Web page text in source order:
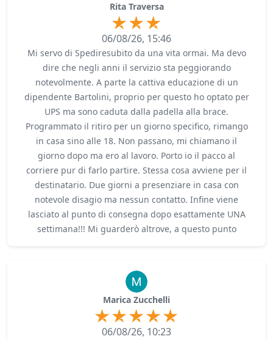
Rita Traversa
06/08/26, 15:46
Mi servo di Spediresubito da una vita ormai. Ma devo
dire che negli anni il servizio sta peggiorando
notevolmente. A parte la cattiva educazione di un
dipendente Bartolini, proprio per questo ho optato per
UPS ma sono caduta dalla padella alla brace.
Programmato il ritiro per un giorno specifico, rimango
in casa sino alle 18. Non passano, mi chiamano il
giorno dopo ma ero al lavoro. Porto io il pacco al
corriere pur di farlo partire. Stessa cosa avviene per il
destinatario. Due giorni a presenziare in casa con
notevole disagio ma nessun contatto. Infine viene
lasciato al punto di consegna dopo esattamente UNA
settimana!!! Mi guarderò altrove, a questo punto
Marica Zucchelli
06/08/26, 10:23